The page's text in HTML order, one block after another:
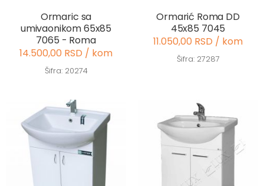
Ormaric sa
umivaonikom 65x85
7065 - Roma
14.500,00 RSD / kom
Šifra: 20274
Ormarić Roma DD
45x85 7045
11.050,00 RSD / kom
Šifra: 27287